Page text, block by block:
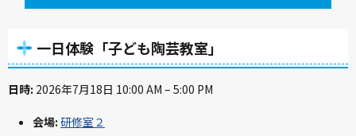
一日体験「子ども陶芸教室」
日時: 2026年7月18日 10:00 AM – 5:00 PM
会場: 研修室２